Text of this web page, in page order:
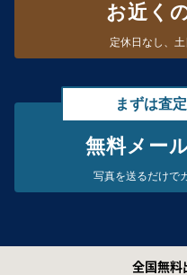
お近く
定休日なし、 土
まずは査
無料メー
写真を送るだけで
全国無料